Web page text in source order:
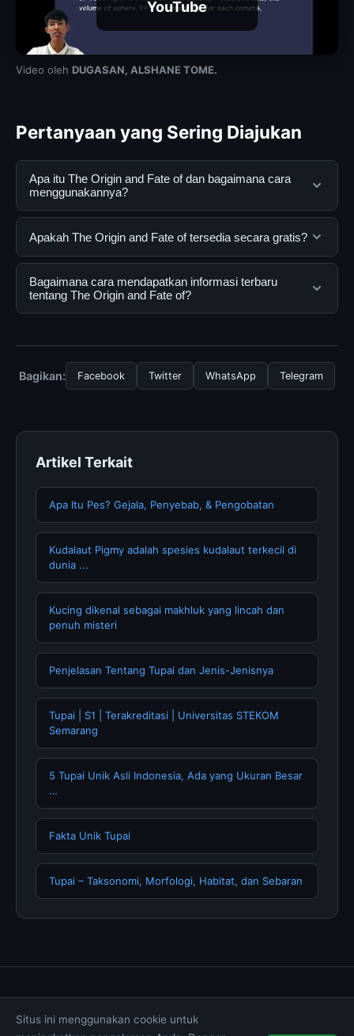
YouTube
Video oleh DUGASAN, ALSHANE TOME.
Pertanyaan yang Sering Diajukan
Apa itu The Origin and Fate of dan bagaimana cara
menggunakannya?
The Origin and Fate of adalah layanan digital yang
informasi lengkap dan terpercaya. Anda dapat
menggunakannya dengan mengunjungi situs resmi dan
mengikuti panduan yang tersedia.
Apakah The Origin and Fate of tersedia secara gratis?
Ya, The Origin and Fate of dapat diakses secara gratis
oleh semua pengguna. Tidak ada biaya tersembunyi
atau langganan yang diperlukan untuk menggunakan
Bagaimana cara mendapatkan informasi terbaru
tentang The Origin and Fate of?
resmi kami secara berkala. Kami selalu memperbarui
konten dengan informasi terkini dan terpercaya.
Bagikan: Facebook Twitter WhatsApp Telegram
Artikel Terkait
Apa Itu Pes? Gejala, Penyebab, & Pengobatan
Kudalaut Pigmy adalah spesies kudalaut terkecil di
dunia ...
Kucing dikenal sebagai makhluk yang lincah dan
penuh misteri
Penjelasan Tentang Tupai dan Jenis-Jenisnya
Tupai | S1 | Terakreditasi | Universitas STEKOM
Semarang
5 Tupai Unik Asli Indonesia, Ada yang Ukuran Besar
…
Fakta Unik Tupai
Tupai – Taksonomi, Morfologi, Habitat, dan Sebaran
Syarat & Ketentuan
Situs ini menggunakan cookie untuk